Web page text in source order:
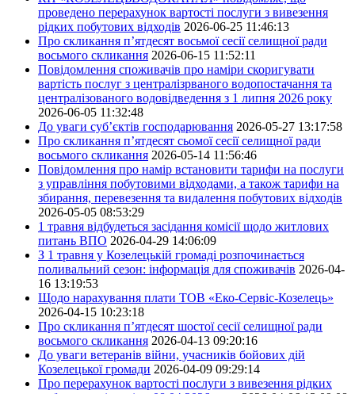
проведено перерахунок вартості послуги з вивезення
рідких побутових відходів 2026-06-25 11:46:13
Про скликання п’ятдесят восьмої сесії селищної ради
восьмого скликання 2026-06-15 11:52:11
Повідомлення споживачів про наміри скоригувати
вартість послуг з централізрваного водопостачання та
централізованого водовідведення з 1 липня 2026 року
2026-06-05 11:32:48
До уваги суб’єктів господарювання 2026-05-27 13:17:58
Про скликання п’ятдесят сьомої сесії селищної ради
восьмого скликання 2026-05-14 11:56:46
Повідомлення про намір встановити тарифи на послуги
з управління побутовими відходами, а також тарифи на
збирання, перевезення та видалення побутових відходів
2026-05-05 08:53:29
1 травня відбудеться засідання комісії щодо житлових
питань ВПО 2026-04-29 14:06:09
З 1 травня у Козелецькій громаді розпочинається
поливальний сезон: інформація для споживачів 2026-04-
16 13:19:53
Щодо нарахування плати ТОВ «Еко-Сервіс-Козелець»
2026-04-15 10:23:18
Про скликання п’ятдесят шостої сесії селищної ради
восьмого скликання 2026-04-13 09:20:16
До уваги ветеранів війни, учасників бойових дій
Козелецької громади 2026-04-09 09:29:14
Про перерахунок вартості послуги з вивезення рідких